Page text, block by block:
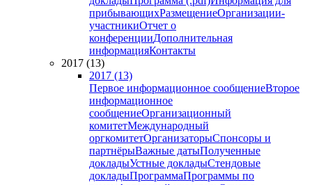
прибывающихРазмещениеОрганизации-
участникиОтчет о
конференцииДополнительная
информацияКонтакты
2017 (13)
2017 (13)
Первое информационное сообщениеВторое
информационное
сообщениеОрганизационный
комитетМеждународный
оргкомитетОрганизаторыСпонсоры и
партнёрыВажные датыПолученные
докладыУстные докладыСтендовые
докладыПрограммаПрограммы по